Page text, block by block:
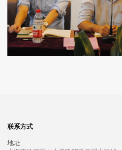
联系方式
地址